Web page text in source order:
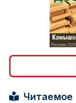
Читаемое